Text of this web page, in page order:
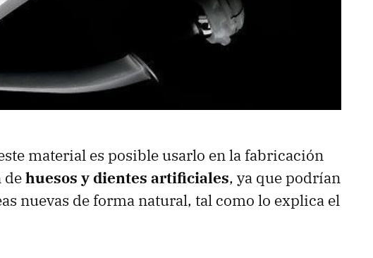
material es posible usarlo en la fabricación
dehuesos y dientes artificiales, ya que podrían
nuevas de forma natural, tal como lo explica el